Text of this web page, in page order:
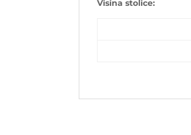
Visina stolice: